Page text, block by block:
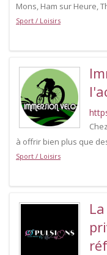
Mons, Ham sur Heure,
Sport / Loisirs
à offrir bien plus que
Sport / Loisirs